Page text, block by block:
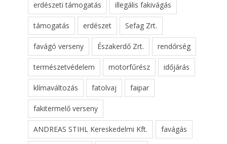
erdészeti támogatás illegális fakivágás
támogatás erdészet Sefag Zrt.
favágó verseny Északerdő Zrt. rendőrség
természetvédelem motorfűrész időjárás
klímaváltozás fatolvaj faipar
fakitermelő verseny
ANDREAS STIHL Kereskedelmi Kft. favágás